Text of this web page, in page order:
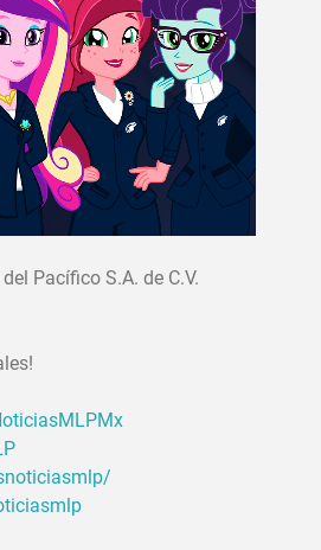
Pacífico S.A. de C.V.